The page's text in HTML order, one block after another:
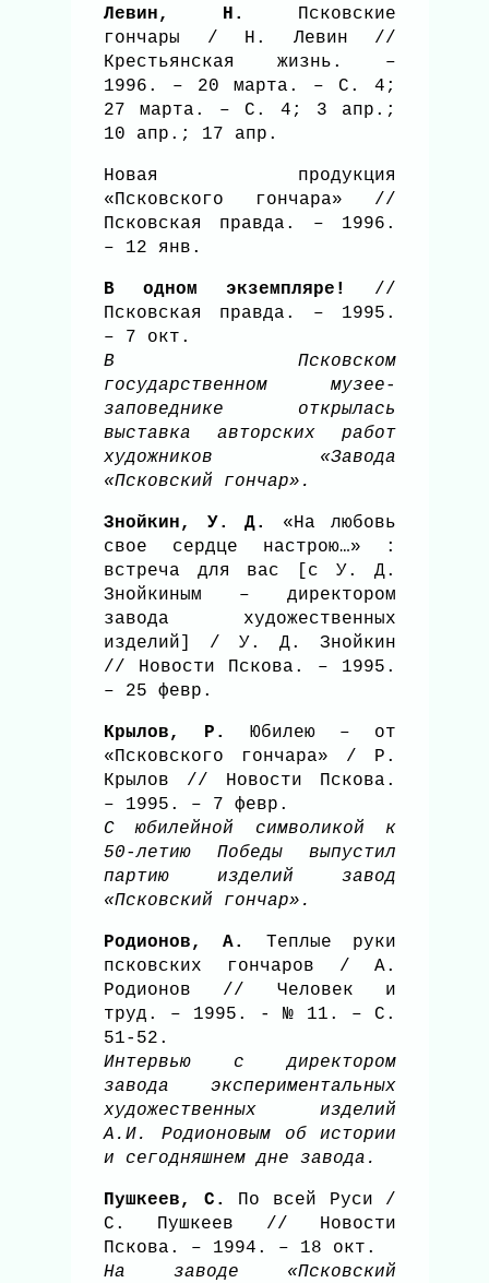
Левин, Н.
Псковские
гончары / Н. Левин //
Крестьянская жизнь. –
1996. – 20 марта. – С. 4;
27 марта. – С. 4; 3 апр.;
10 апр.; 17 апр.
Новая продукция
«Псковского гончара» //
Псковская правда. – 1996.
– 12 янв.
В одном экземпляре!
//
Псковская правда. – 1995.
– 7 окт.
В Псковском
государственном музее-
заповеднике открылась
выставка авторских работ
художников «Завода
«Псковский гончар».
Знойкин, У. Д.
«На любовь
свое сердце настрою…» :
встреча для вас [с У. Д.
Знойкиным – директором
завода художественных
изделий] / У. Д. Знойкин
// Новости Пскова. – 1995.
– 25 февр.
Крылов, Р.
Юбилею – от
«Псковского гончара» / Р.
Крылов // Новости Пскова.
– 1995. – 7 февр.
С юбилейной символикой к
50-летию Победы выпустил
партию изделий завод
«Псковский гончар».
Родионов, А.
Теплые руки
псковских гончаров / А.
Родионов // Человек и
труд. – 1995. - № 11. – С.
51-52.
Интервью с директором
завода экспериментальных
художественных изделий
А.И. Родионовым об истории
и сегодняшнем дне завода.
Пушкеев, С.
По всей Руси /
С. Пушкеев // Новости
Пскова. – 1994. – 18 окт.
На заводе «Псковский